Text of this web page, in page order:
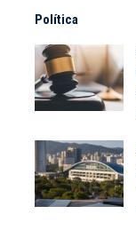
Política